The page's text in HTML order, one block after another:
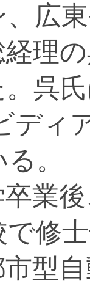
広
理
呉
ディ
。
業
修
型